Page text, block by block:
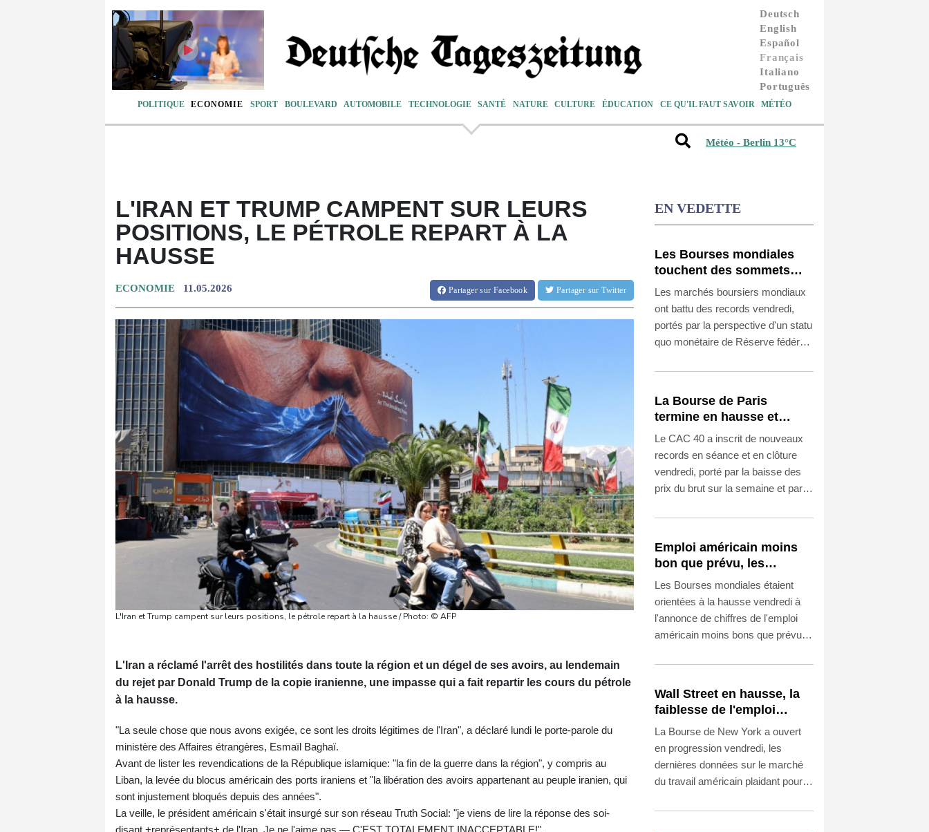
Deutsch
English
Español
Français
Italiano
Português
POLITIQUE ECONOMIE SPORT BOULEVARD AUTOMOBILE TECHNOLOGIE SANTÉ NATURE CULTURE ÉDUCATION CE QU'IL FAUT SAVOIR MÉTÉO
Météo - Berlin 13°C
L'IRAN ET TRUMP CAMPENT SUR LEURS
POSITIONS, LE PÉTROLE REPART À LA
HAUSSE
ECONOMIE 11.05.2026 Partagersur Facebook Partager sur Twitter
L'Iran et Trump campent sur leurs positions, le pétrole repart à la hausse / Photo: © AFP
L'Iran a réclamé l'arrêt des hostilités dans toute la région et un dégel de ses avoirs, au lendemain
du rejet par Donald Trump de la copie iranienne, une impasse qui a fait repartir les cours du pétrole
à la hausse.
"La seule chose que nous avons exigée, ce sont les droits légitimes de l'Iran", a déclaré lundi le porte-parole du
ministère des Affaires étrangères, Esmaïl Baghaï.
Avant de lister les revendications de la République islamique: "la fin de la guerre dans la région", y compris au
Liban, la levée du blocus américain des ports iraniens et "la libération des avoirs appartenant au peuple iranien, qui
sont injustement bloqués depuis des années".
La veille, le président américain s'était insurgé sur son réseau Truth Social: "je viens de lire la réponse des soi-
EN VEDETTE
Les Bourses mondiales
touchent des sommets
après l'emploi américain
Les marchés boursiers mondiaux
ont battu des records vendredi,
portés par la perspective d'un statu
quo monétaire de Réserve fédérale
après la publication de chiffres de
Etats-Unis.
La Bourse de Paris
termine en hausse et
poursuit sa course aux
records
Le CAC 40 a inscrit de nouveaux
records en séance et en clôture
vendredi, porté par la baisse des
prix du brut sur la semaine et par le
l'emploi américain, qui conforte les
taux de la Réserve fédérale
américaine.
Emploi américain moins
bon que prévu, les
Bourses en hausse
Les Bourses mondiales étaient
orientées à la hausse vendredi à
l'annonce de chiffres de l'emploi
américain moins bons que prévu
pétrole, ce qui dissipent les risques
Wall Street en hausse, la
faiblesse de l'emploi
nourrit l'espoir d'une Fed
plus conciliante
La Bourse de New York a ouvert
en progression vendredi, les
dernières données sur le marché
du travail américain plaidant pour
de la Réserve fédérale (Fed),